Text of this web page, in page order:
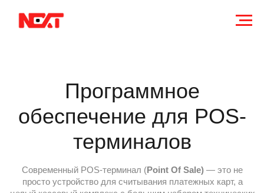
Современный POS-терминал (Point Of Sale) — это не
просто устройство для считывания платежных карт, а
целый кассовый комплекс с большим набором технических
и программных средств. Используется повсеместно при
розничных продажах. У таких «точек продажи» имеется
довольно мощным процессором и объемной памятью,
клавиатура для кассира. А также дисплей покупателя,
печатающее устройство и другое оборудование.
обеспечение для POS-
терминалов